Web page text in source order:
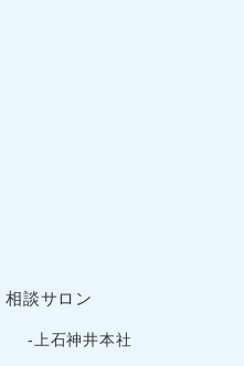
相談サロン
-上石神井本社